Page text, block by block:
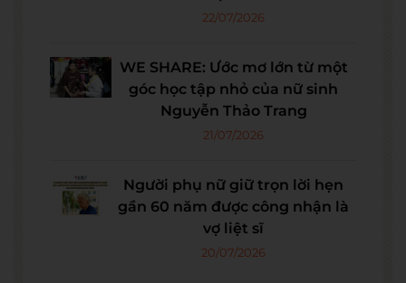
22/07/2026
WE SHARE: Ước mơ lớn từ một
góc học tập nhỏ của nữ sinh
Nguyễn Thảo Trang
21/07/2026
Người phụ nữ giữ trọn lời hẹn
gần 60 năm được công nhận là
vợ liệt sĩ
20/07/2026